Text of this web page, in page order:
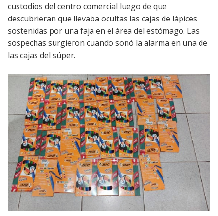
custodios del centro comercial luego de que
descubrieran que llevaba ocultas las cajas de lápices
sostenidas por una faja en el área del estómago. Las
sospechas surgieron cuando sonó la alarma en una de
las cajas del súper.